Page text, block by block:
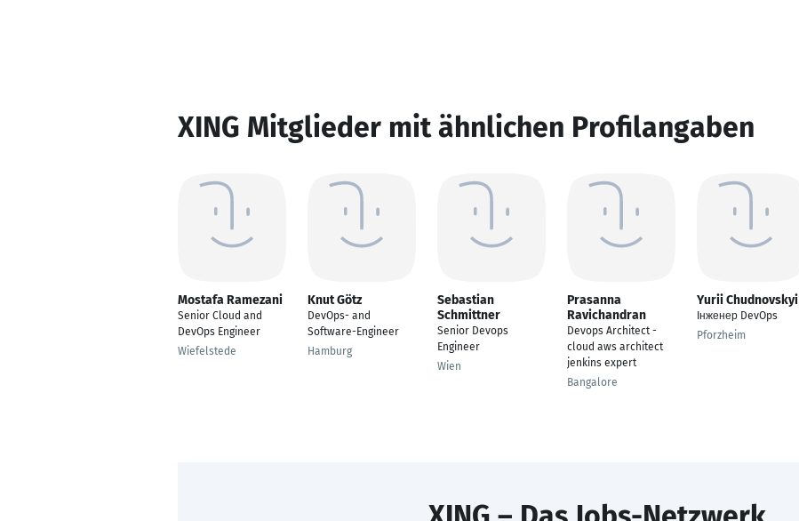
XING Mitglieder mit ähnlichen Profilangaben
Mostafa Ramezani
Senior Cloud and
DevOps Engineer
Wiefelstede
Knut Götz
DevOps- and
Software-Engineer
Hamburg
Sebastian
Schmittner
Senior Devops
Engineer
Wien
Prasanna
Ravichandran
Devops Architect -
cloud aws architect
jenkins expert
Bangalore
Yurii Chudnovskyi
Інженер DevOps
Pforzheim